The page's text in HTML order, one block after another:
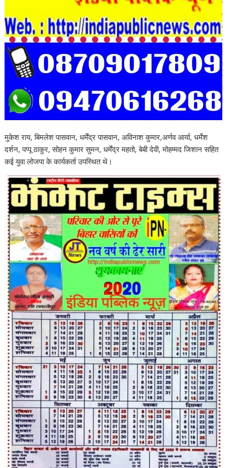
मुकेश राय, बिमलेश पासवान, धर्मेंद्र पासवान, अविनाश कुमार,अर्णव आर्या, धर्मेश
दर्शन, पप्पू ठाकुर, सोहन कुमार सुमन, धर्मेंद्र महतो, बेबी देवी, मोहम्मद जिशान सहित
कई युवा लोजपा के कार्यकर्ता उपस्थित थे।